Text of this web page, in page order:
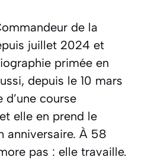
de la
juillet 2024 et
primée en
depuis le 10 mars
course
elle en prend le
anniversaire. À 58
pas : elle travaille.